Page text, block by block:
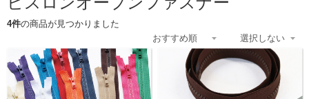
4件の商品が見つかりました